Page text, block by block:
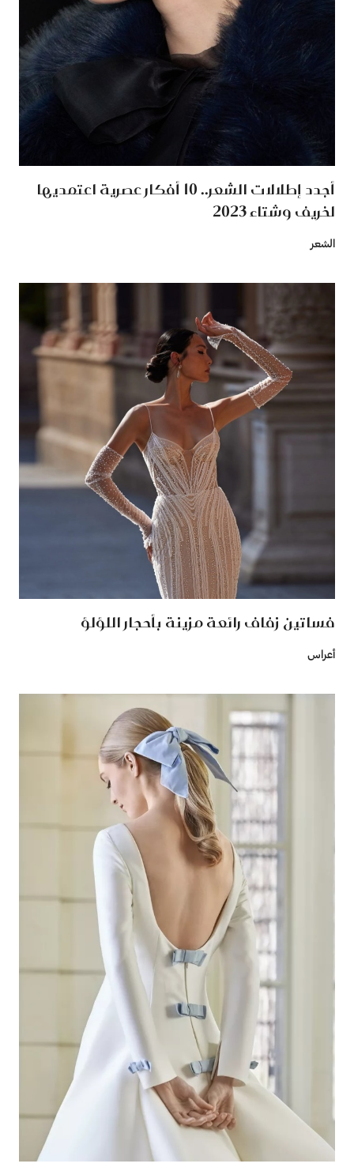
أجدد إطلالات الشعر.. 10 أفكار عصرية اعتمديها
لخريف وشتاء 2023
الشعر
فساتين زفاف رائعة مزينة بأحجار اللؤلؤ
أعراس